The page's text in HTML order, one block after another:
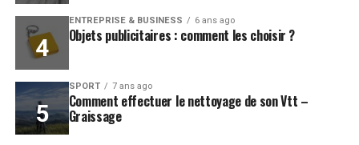
ENTREPRISE & BUSINESS 6 ans ago
Objets publicitaires : comment les choisir ?
SPORT 7 ans ago
Comment effectuer le nettoyage de son Vtt –
Graissage